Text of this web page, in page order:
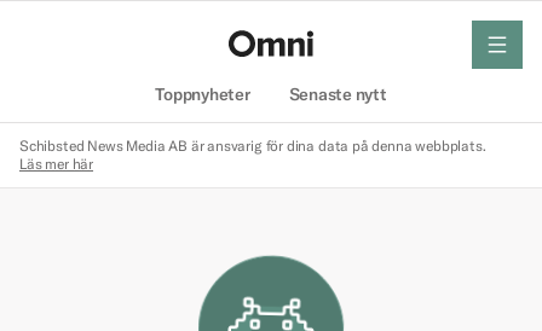
Toppnyheter Senaste nytt
meny
Schibsted News Media AB är ansvarig för dina data på denna webbplats.
Läs mer här